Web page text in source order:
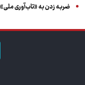
ضربه زدن به «تاب‌آوری ملی»